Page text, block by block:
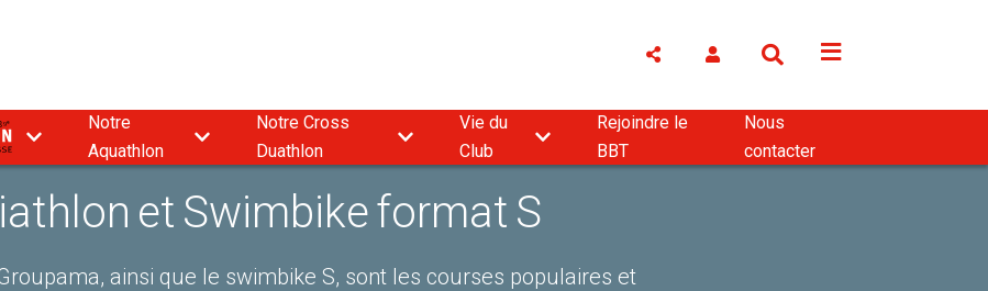
9
Notre
Aquathlon
Notre Cross
Duathlon
Vie du
Club
Rejoindre le
BBT
Nous
contacter
et Swimbike format S
ainsi que le swimbike S, sont les courses populaires et